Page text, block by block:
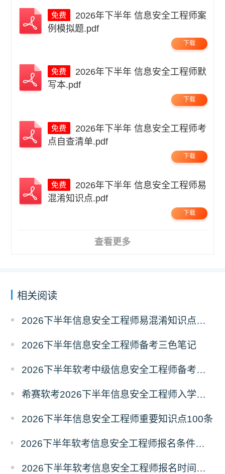
例模拟题.pdf
下载
写本.pdf
下载
点自查清单.pdf
下载
混淆知识点.pdf
下载
查看更多
相关阅读
2026下半年信息安全工程师易混淆知识点资料
2026下半年信息安全工程师备考三色笔记
2026下半年软考中级信息安全工程师备考经典100题
希赛软考2026下半年信息安全工程师入学摸底测试卷
2026下半年信息安全工程师重要知识点100条
2026下半年软考信息安全工程师报名条件有哪些？需要准备什么材料？
2026下半年软考信息安全工程师报名时间及条件